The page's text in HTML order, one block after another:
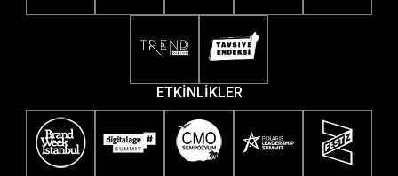
ETKİNLİKLER